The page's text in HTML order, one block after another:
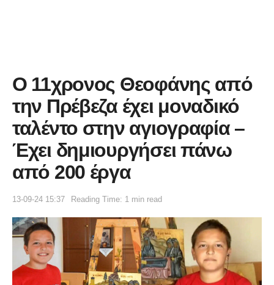
Ο 11χρονος Θεοφάνης από
την Πρέβεζα έχει μοναδικό
ταλέντο στην αγιογραφία –
Έχει δημιουργήσει πάνω
από 200 έργα
13-09-24 15:37 Reading Time: 1 min read